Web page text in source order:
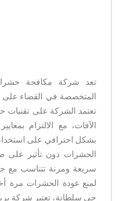
تعد شركة مكافحة
المتخصصة في القضاء على
تعتمد الشركة على تقنيات
الآفات، مع الالتزام
بشكل احترافي على
الحشرات دون تأثير على
سريعة ومرنة تتناسب مع
لمنع عودة الحشرات مرة
حي سلطانة، تعتبر شركة